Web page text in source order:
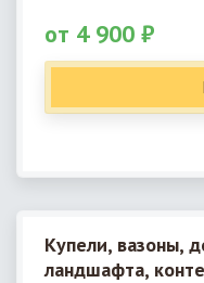
от 4 900 ₽
Купели, вазоны,
ландшафта,